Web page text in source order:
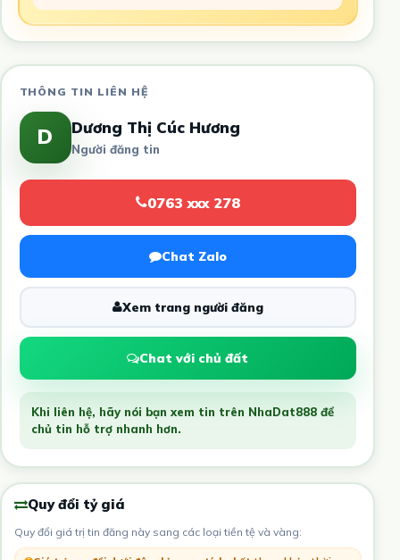
THÔNG TIN LIÊN HỆ
D Dương Thị Cúc Hương
Người đăng tin
0763 xxx 278
Chat Zalo
Xem trang người đăng
Chat với chủ đất
Khi liên hệ, hãy nói bạn xem tin trên NhaDat888 để
chủ tin hỗ trợ nhanh hơn.
Quy đổi tỷ giá
Quy đổi giá trị tin đăng này sang các loại tiền tệ và vàng: